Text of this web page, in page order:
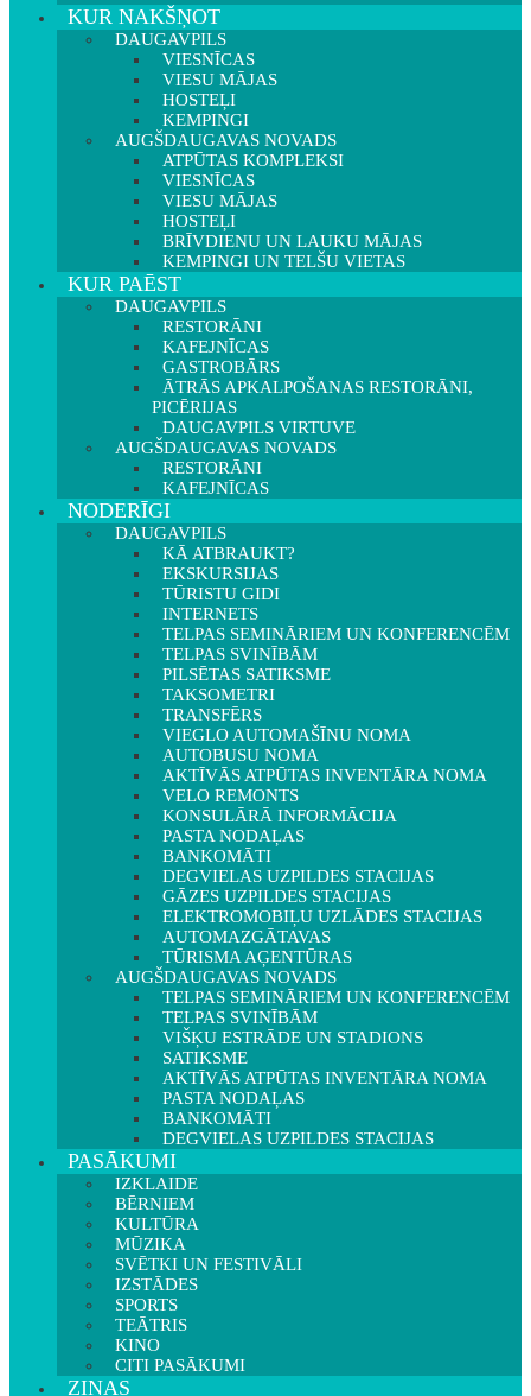
KUR NAKŠŅOT
DAUGAVPILS
VIESNĪCAS
VIESU MĀJAS
HOSTEĻI
KEMPINGI
AUGŠDAUGAVAS NOVADS
ATPŪTAS KOMPLEKSI
VIESNĪCAS
VIESU MĀJAS
HOSTEĻI
BRĪVDIENU UN LAUKU MĀJAS
KEMPINGI UN TELŠU VIETAS
KUR PAĒST
DAUGAVPILS
RESTORĀNI
KAFEJNĪCAS
GASTROBĀRS
ĀTRĀS APKALPOŠANAS RESTORĀNI,
PICĒRIJAS
DAUGAVPILS VIRTUVE
AUGŠDAUGAVAS NOVADS
RESTORĀNI
KAFEJNĪCAS
NODERĪGI
DAUGAVPILS
KĀ ATBRAUKT?
EKSKURSIJAS
TŪRISTU GIDI
INTERNETS
TELPAS SEMINĀRIEM UN KONFERENCĒM
TELPAS SVINĪBĀM
PILSĒTAS SATIKSME
TAKSOMETRI
TRANSFĒRS
VIEGLO AUTOMAŠĪNU NOMA
AUTOBUSU NOMA
AKTĪVĀS ATPŪTAS INVENTĀRA NOMA
VELO REMONTS
KONSULĀRĀ INFORMĀCIJA
PASTA NODAĻAS
BANKOMĀTI
DEGVIELAS UZPILDES STACIJAS
GĀZES UZPILDES STACIJAS
ELEKTROMOBIĻU UZLĀDES STACIJAS
AUTOMAZGĀTAVAS
TŪRISMA AĢENTŪRAS
AUGŠDAUGAVAS NOVADS
TELPAS SEMINĀRIEM UN KONFERENCĒM
TELPAS SVINĪBĀM
VIŠĶU ESTRĀDE UN STADIONS
SATIKSME
AKTĪVĀS ATPŪTAS INVENTĀRA NOMA
PASTA NODAĻAS
BANKOMĀTI
DEGVIELAS UZPILDES STACIJAS
PASĀKUMI
IZKLAIDE
BĒRNIEM
KULTŪRA
MŪZIKA
SVĒTKI UN FESTIVĀLI
IZSTĀDES
SPORTS
TEĀTRIS
KINO
CITI PASĀKUMI
ZIŅAS